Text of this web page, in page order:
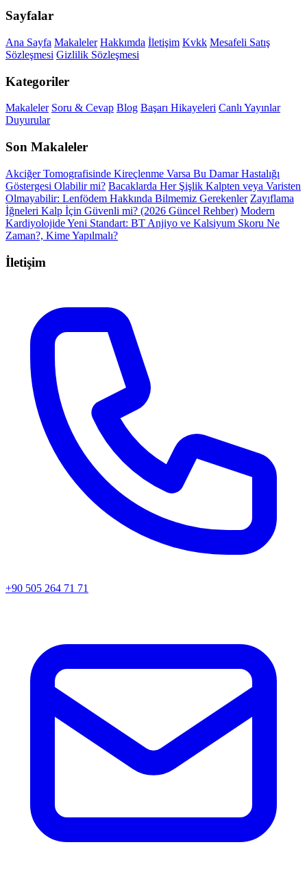
Sayfalar
Ana Sayfa Makaleler Hakkımda İletişim Kvkk Mesafeli Satış
Sözleşmesi Gizlilik Sözleşmesi
Kategoriler
Makaleler Soru & Cevap Blog Başarı Hikayeleri Canlı Yayınlar
Duyurular
Son Makaleler
Akciğer Tomografisinde Kireçlenme Varsa Bu Damar Hastalığı
Göstergesi Olabilir mi? Bacaklarda Her Şişlik Kalpten veya Varisten
Olmayabilir: Lenfödem Hakkında Bilmemiz Gerekenler Zayıflama
İğneleri Kalp İçin Güvenli mi? (2026 Güncel Rehber) Modern
Kardiyolojide Yeni Standart: BT Anjiyo ve Kalsiyum Skoru Ne
Zaman?, Kime Yapılmalı?
İletişim
+90 505 264 71 71